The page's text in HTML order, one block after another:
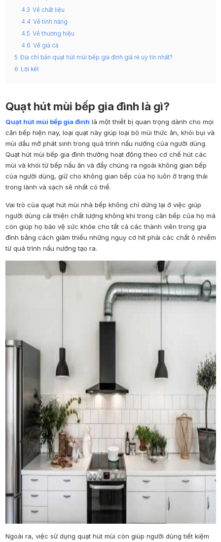
4.3 Về chất liệu
4.4 Về tính năng
4.5 Về thương hiệu
4.6 Về giá cả
5 Địa chỉ bán quạt hút mùi bếp gia đình giá rẻ uy tín nhất?
6 Lời kết
Quạt hút mùi bếp gia đình là gì?
Quạt hút mùi bếp gia đình là một thiết bị quan trọng dành cho mọi
căn bếp hiện nay, loại quạt này giúp loại bỏ mùi thức ăn, khói bụi và
mùi dầu mỡ phát sinh trong quá trình nấu nướng của người dùng.
Quạt hút mùi bếp gia đình thường hoạt động theo cơ chế hút các
mùi và khói từ bếp nấu ăn và đẩy chúng ra ngoài không gian bếp
của người dùng, giữ cho không gian bếp của họ luôn ở trạng thái
trong lành và sạch sẽ nhất có thể.
Vai trò của quạt hút mùi nhà bếp không chỉ dừng lại ở việc giúp
người dùng cải thiện chất lượng không khí trong căn bếp của họ mà
còn giúp họ bảo vệ sức khỏe cho tất cả các thành viên trong gia
đình bằng cách giảm thiểu những nguy cơ hít phải các chất ô nhiễm
từ quá trình nấu nướng tạo ra.
Ngoài ra, việc sử dụng quạt hút mùi còn giúp người dùng tiết kiệm